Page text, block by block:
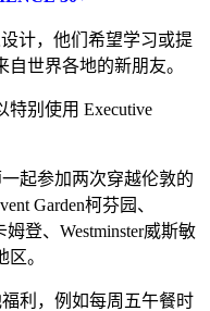
计，他们希望学习或提
世界各地的新朋友。
别使用 Executive
起参加两次穿越伦敦的
Garden柯芬园、
登、Westminster威斯敏
。
利，例如每周五午餐时